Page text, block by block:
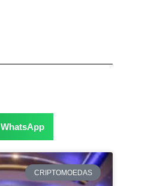
WhatsApp
CRIPTOMOEDAS